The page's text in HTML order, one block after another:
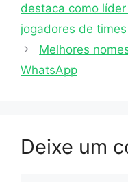
destaca como
jogadores de
Melhores
WhatsApp
Deixe um